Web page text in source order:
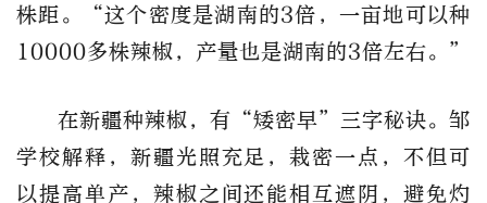
株距。“这个密度是湖南的3倍，一亩地可以种
10000多株辣椒，产量也是湖南的3倍左右。”
在新疆种辣椒，有“矮密早”三字秘诀。邹
学校解释，新疆光照充足，栽密一点，不但可
以提高单产，辣椒之间还能相互遮阴，避免灼